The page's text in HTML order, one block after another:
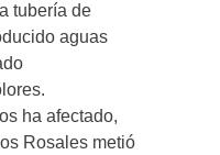
tubería de
aguas
ha afectado,
Rosales metió